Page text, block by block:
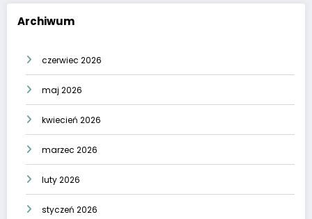
Archiwum
czerwiec 2026
maj 2026
kwiecień 2026
marzec 2026
luty 2026
styczeń 2026